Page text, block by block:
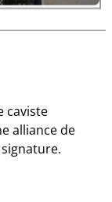
caviste
alliance de